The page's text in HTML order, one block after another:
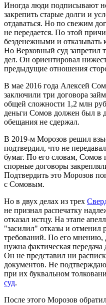
Иногда люди подписывают
закрепить старые долги и
отдаваться. Но по свежим
не передается. По этой
безденежными и отказывать
Но Верховный суд запретил
дел. Он ориентировал
предыдущие отношения
В мае 2016 года Алексей
заключили три договора
общей сложности 1,2 млн
деньги Сомов должен был в
обещания не сдержал.
В 2019-м Морозов решил
подтвердил, что не
бумаг. По его словам, Сомов
спорные договоры
Подтвердить это Морозов
с Сомовым.
Но в двух делах из трех
не признал распечатку
отказал истцу. На этапе
"засилил" отказы и отменил
требований. По его мнению,
нужна фактическая передача
Он не представил ни
документов. Не
при их буквальном
суд.
После этого Морозов